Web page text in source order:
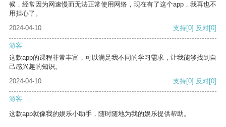
候，经常因为网速慢而无法正常使用网络，现在有了这个app，我再也不
用担心了。
2024-04-10
支持[0] 反对[0]
游客
这款app的课程非常丰富，可以满足我不同的学习需求，让我能够找到自
己感兴趣的知识。
2024-04-10
支持[0] 反对[0]
游客
这款app就像我的娱乐小助手，随时随地为我的娱乐提供帮助。